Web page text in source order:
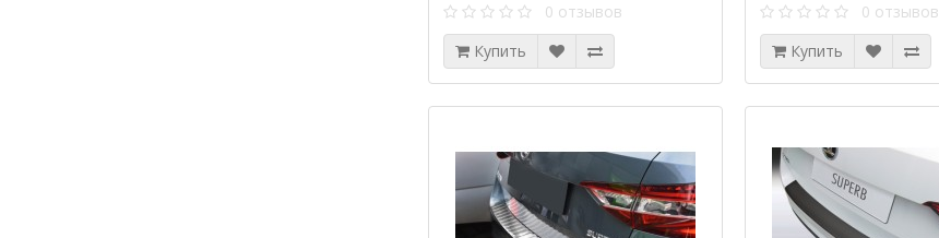
0 отзывов
Купить
0 отзывов
Купить